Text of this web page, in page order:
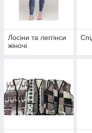
Лосіни та леггінси
жіночі